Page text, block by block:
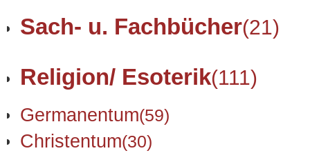
Sach- u. Fachbücher(21)
Religion/ Esoterik(111)
Germanentum(59)
Christentum(30)